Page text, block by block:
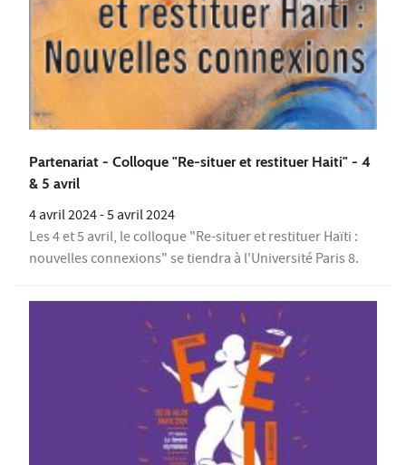
Partenariat - Colloque "Re-situer et restituer Haiti" - 4
& 5 avril
4 avril 2024-5 avril 2024
Les 4 et 5 avril, le colloque "Re-situer et restituer Haïti :
nouvelles connexions" se tiendra à l'Université Paris 8.